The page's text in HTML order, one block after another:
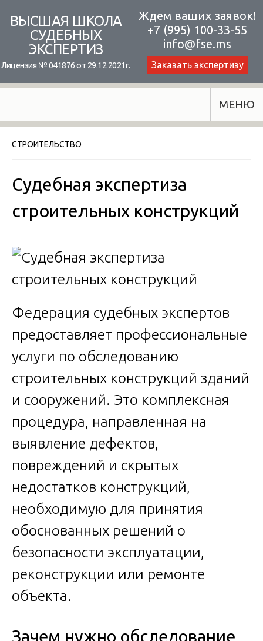
content
ВЫСШАЯ ШКОЛА
СУДЕБНЫХ
ЭКСПЕРТИЗ
Лицензия № 041876 от 29.12.2021г.
Ждем ваших заявок!
+7 (995) 100-33-55
info@fse.ms
Заказать экспертизу
МЕНЮ
СТРОИТЕЛЬСТВО
Судебная экспертиза
строительных конструкций
Федерация судебных экспертов
предоставляет профессиональные
услуги по обследованию
строительных конструкций зданий
и сооружений. Это комплексная
процедура, направленная на
выявление дефектов,
повреждений и скрытых
недостатков конструкций,
необходимую для принятия
обоснованных решений о
безопасности эксплуатации,
реконструкции или ремонте
объекта.
Зачем нужно обследование